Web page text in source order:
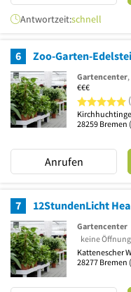
Antwortzeit:schnell
6 Zoo-Garten-
Gartencenter
€€€
28259 Bremen
Anrufen
7 12StundenLicht
Gartencenter
keine
Kattenescher
28277 Bremen